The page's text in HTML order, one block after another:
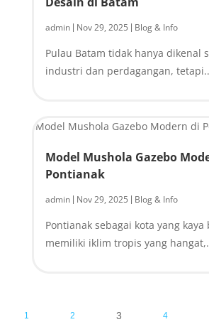
admin Nov 29, 2025 Blog & Info
Pulau Batam tidak hanya dikenal
industri dan perdagangan,
Model Mushola Gazebo
Pontianak
admin Nov 29, 2025 Blog & Info
Pontianak sebagai kota yang kaya
memiliki iklim tropis yang
1 2 3 4